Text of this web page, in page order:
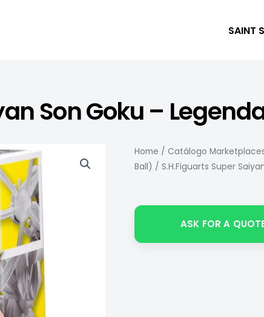
SAINT
Son Goku –
Home /Catálogo
Ball) / S.H.Figuarts Super
ASK FOR A